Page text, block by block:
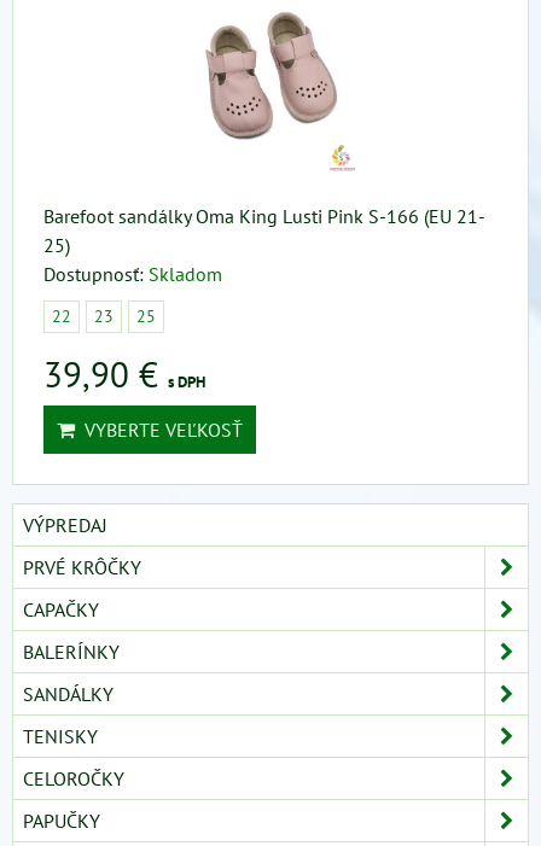
Barefoot sandálky Oma King Lusti Pink S-166 (EU 21-
25)
Dostupnosť: Skladom
22 23 25
39,90 € s DPH
VYBERTE VEĽKOSŤ
VÝPREDAJ
PRVÉ KRÔČKY
CAPAČKY
BALERÍNKY
SANDÁLKY
TENISKY
CELOROČKY
PAPUČKY